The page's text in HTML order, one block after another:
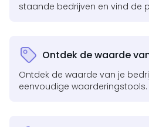
staande bedrijven en vind de
Ontdek de waarde
Ontdek de waarde van je
eenvoudige waarderingstools.